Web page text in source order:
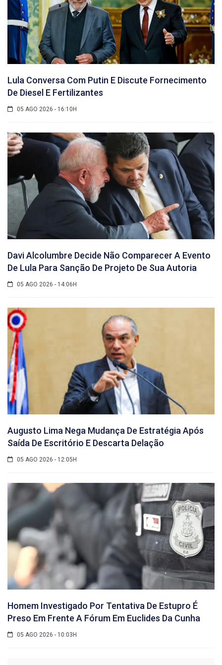
Lula Conversa Com Putin E Discute Fornecimento
De Diesel E Fertilizantes
05 AGO 2026 - 16:10H
Davi Alcolumbre Decide Não Comparecer A Evento
De Lula Para Sanção De Projeto De Sua Autoria
05 AGO 2026 - 14:06H
Augusto Lima Nega Mudança De Estratégia Após
Saída De Escritório E Descarta Delação
05 AGO 2026 - 12:05H
Homem Investigado Por Tentativa De Estupro É
Preso Em Frente A Fórum Em Euclides Da Cunha
05 AGO 2026 - 10:03H